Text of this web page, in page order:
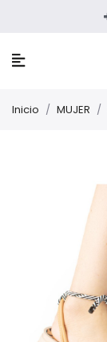
Inicio / MUJER /